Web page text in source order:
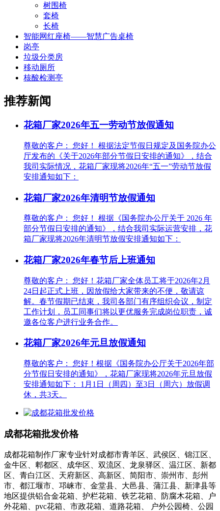
树围椅
套椅
长椅
智能网红座椅——智慧广告桌椅
岗亭
垃圾分类房
移动厕所
核酸检测亭
推荐新闻
花箱厂家2026年五一劳动节放假通知
尊敬的客户： 您好！ 根据法定节假日规定及国务院办公
厅发布的《关于2026年部分节假日安排的通知》，结合
我司实际情况，花箱厂家现将2026年“五一”劳动节放假
安排通知如下：
花箱厂家2026年清明节放假通知
尊敬的客户： 您好！ 根据《国务院办公厅关于 2026 年
部分节假日安排的通知》，结合我司实际运营安排，花
箱厂家现将2026年清明节放假安排通知如下：
花箱厂家2026年春节后上班通知
尊敬的客户： 您好！花箱厂家全体员工将于2026年2月
24日起正式上班，因放假给大家带来的不便，敬请谅
解。春节假期已结束，我司各部门有序组织会议，制定
工作计划，员工同事们将以更优服务完成岗位职责，诚
邀各位客户进行业务合作。
花箱厂家2026年元旦放假通知
尊敬的客户： 您好！根据《国务院办公厅关于2026年部
分节假日安排的通知》，花箱厂家现将2026年元旦放假
安排通知如下： 1月1日（周四）至3日（周六）放假调
休，共3天。
成都花箱批发价格
成都花箱制作厂家专业针对成都市青羊区、武侯区、锦江区、
金牛区、郫都区、成华区、双流区、龙泉驿区、温江区、新都
区、青白江区、天府新区、高新区、简阳市、崇州市、彭州
市、都江堰市、邛崃市、金堂县、大邑县、蒲江县、新津县等
地区提供铝合金花箱、护栏花箱、铁艺花箱、防腐木花箱、户
外花箱、pvc花箱、市政花箱、道路花箱、 户外公园椅、公园